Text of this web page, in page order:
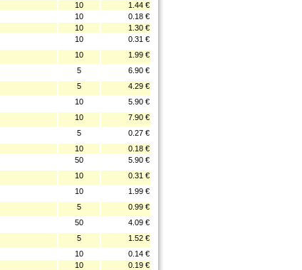
10
1.44 €
10
0.18 €
10
1.30 €
10
0.31 €
10
1.99 €
5
6.90 €
5
4.29 €
10
5.90 €
10
7.90 €
5
0.27 €
10
0.18 €
50
5.90 €
10
0.31 €
10
1.99 €
5
0.99 €
50
4.09 €
5
1.52 €
10
0.14 €
10
0.19 €